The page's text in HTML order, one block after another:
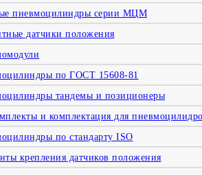
пневмоцилиндры серии МЦМ
датчики положения
по ГОСТ 15608-81
тандемы и позиционеры
и комплектация для
по стандарту ISO
крепления датчиков положения